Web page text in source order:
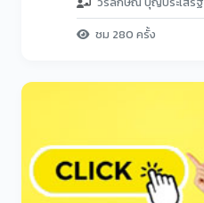
ชม 280 ครั้ง